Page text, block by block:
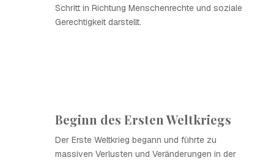
Schritt in Richtung Menschenrechte und soziale
Gerechtigkeit darstellt.
Beginn des Ersten Weltkriegs
Der Erste Weltkrieg begann und führte zu
massiven Verlusten und Veränderungen in der